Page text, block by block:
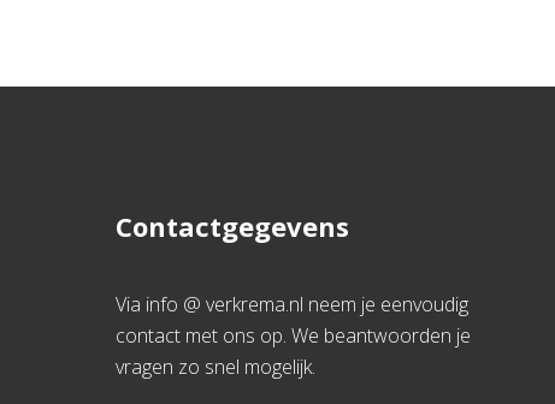
Contactgegevens
Via info @ verkrema.nl neem je eenvoudig
contact met ons op. We beantwoorden je
vragen zo snel mogelijk.